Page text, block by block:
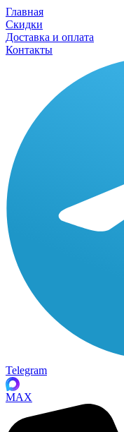
Главная
Скидки
Доставка и оплата
Контакты
Telegram
MAX